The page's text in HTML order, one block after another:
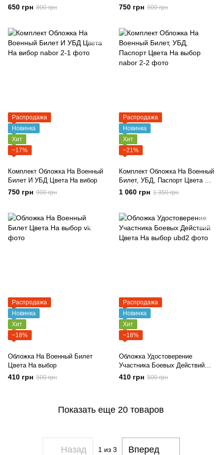
Ключница) Орех
650 грн 800 грн 750 грн 900 грн
Распродажа
Новинка
Хит
−17%
Комплект Обложка На Военный
Билет И УБД Цвета На вибор
750 грн 900 грн
Распродажа
Новинка
Хит
−21%
Комплект Обложка На Военный
Билет, УБД, Паспорт Цвета На
выбор
1 060 грн 1 350 грн
Распродажа
Новинка
Хит
−18%
Обложка На Военный Билет
Цвета На выбор
410 грн 500 грн
Распродажа
Новинка
Хит
−18%
Обложка Удостоверение
Участника Боевых Действий
Цвета На выбор
410 грн 500 грн
Показать еще 20 товаров
Назад 1из 3 Вперед